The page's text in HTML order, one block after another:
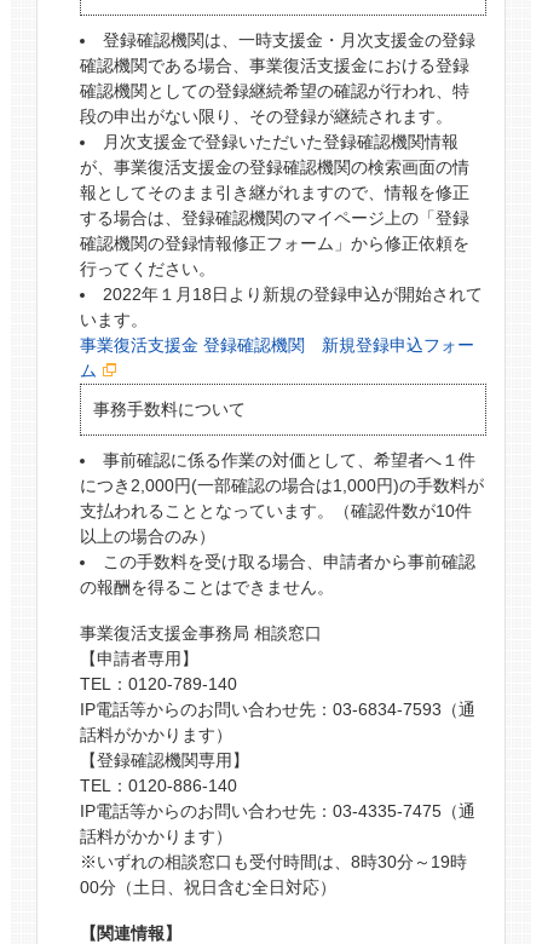
登録確認機関は、一時支援金・月次支援金の登録
確認機関である場合、事業復活支援金における登録
確認機関としての登録継続希望の確認が行われ、特
段の申出がない限り、その登録が継続されます。
月次支援金で登録いただいた登録確認機関情報
が、事業復活支援金の登録確認機関の検索画面の情
報としてそのまま引き継がれますので、情報を修正
する場合は、登録確認機関のマイページ上の「登録
確認機関の登録情報修正フォーム」から修正依頼を
行ってください。
2022年１月18日より新規の登録申込が開始されて
います。
事業復活支援金 登録確認機関 新規登録申込フォー
ム
事務手数料について
事前確認に係る作業の対価として、希望者へ１件
につき2,000円(一部確認の場合は1,000円)の手数料が
支払われることとなっています。（確認件数が10件
以上の場合のみ）
この手数料を受け取る場合、申請者から事前確認
の報酬を得ることはできません。
事業復活支援金事務局 相談窓口
【申請者専用】
TEL：0120-789-140
IP電話等からのお問い合わせ先：03-6834-7593（通
話料がかかります）
【登録確認機関専用】
TEL：0120-886-140
IP電話等からのお問い合わせ先：03-4335-7475（通
話料がかかります）
※いずれの相談窓口も受付時間は、8時30分～19時
00分（土日、祝日含む全日対応）
【関連情報】